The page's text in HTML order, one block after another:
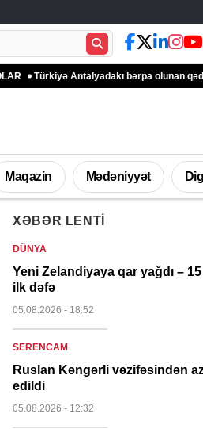
Antalyadakı bərpa olunan qədim
Maqazin Mədəniyyət
XƏBƏR LENTI
DÜNYA
Yeni Zelandiyaya qar yağdı –
ilk dəfə
05.08.2026 - 18:52
SERENCAM
Ruslan Kəngərli vəzifəsindən
edildi
05.08.2026 - 12:32